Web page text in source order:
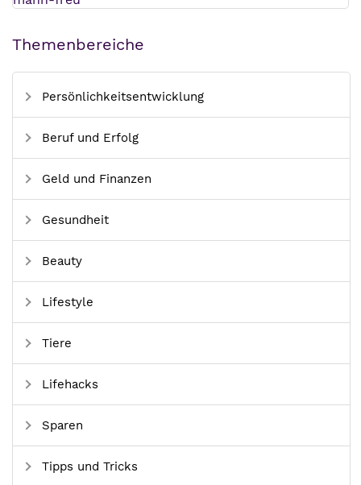
Themenbereiche
Persönlichkeitsentwicklung
Beruf und Erfolg
Geld und Finanzen
Gesundheit
Beauty
Lifestyle
Tiere
Lifehacks
Sparen
Tipps und Tricks